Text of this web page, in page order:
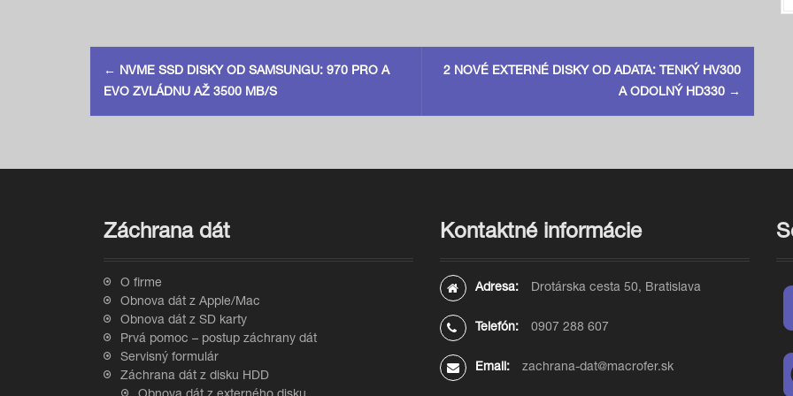
P
o
t
a
v
g
a
← NVME SSD DISKY OD SAMSUNGU: 970 PRO A
EVO ZVLÁDNU AŽ 3500 MB/S
2 NOVÉ EXTERNÉ DISKY OD ADATA: TENKÝ HV300
A ODOLNÝ HD330 →
Záchrana dát
O firme
Obnova dát z Apple/Mac
Obnova dát z SD karty
Prvá pomoc – postup záchrany dát
Servisný formulár
Záchrana dát z disku HDD
Kontaktné informácie
Adresa: Drotárska cesta 50, Bratislava
Telefón: 0907 288 607
Email: zachrana-dat@macrofer.sk